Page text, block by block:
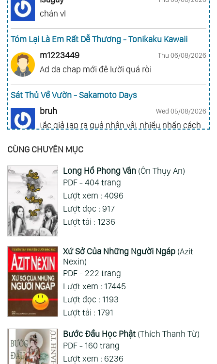
chán vl
Tóm Lại Là Em Rất Dễ Thương - Tonikaku Kawaii
m1223449
Thu 06/08/2026
Ad da chap mới đê lười quá ròi
Sát Thủ Về Vườn - Sakamoto Days
bruh
Wed 05/08/2026
tắc giả tạp ra quả nhân vật nhiều nhần cách
Gia Đình Điệp Viên - Spy X Family
ai hỏi 123
Wed 05/08/2026
Mong 1 ngày shop ra 2 chap
Xem Thêm
CÙNG CHUYÊN MỤC
Long Hổ Phong Vân(Ôn Thụy An)
PDF - 404 trang
Lượt xem : 4096
Lượt đọc : 917
Lượt tải : 1236
Xứ Sở Của Những Người Ngáp(Azit
Nexin)
PDF - 222 trang
Lượt xem : 17445
Lượt đọc : 1193
Lượt tải : 1791
Bước Đầu Học Phật(Thích Thanh Từ)
PDF - 160 trang
Lượt xem : 6236